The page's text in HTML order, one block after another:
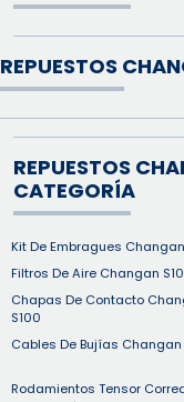
REPUESTOS
REPUESTOS
CATEGORÍA
Kit De Embragues
Filtros De Aire Changan
Chapas De Contacto
S100
Cables De Bujías Changan
Rodamientos Tensor